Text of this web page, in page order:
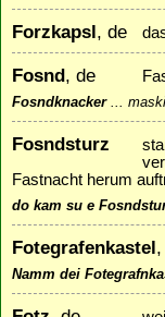
Forzkapsl, de
Fosnd, de
Fosndknacker...
Fosndsturz
Fastnacht herum
do kam su e
Fotegrafenkastel
Namm dei